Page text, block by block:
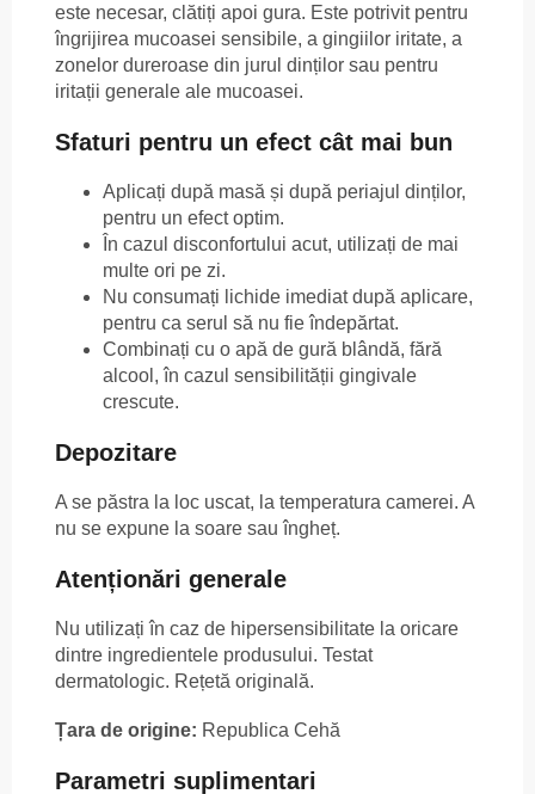
este necesar, clătiți apoi gura. Este potrivit pentru
îngrijirea mucoasei sensibile, a gingiilor iritate, a
zonelor dureroase din jurul dinților sau pentru
iritații generale ale mucoasei.
Sfaturi pentru un efect cât mai bun
Aplicați după masă și după periajul dinților,
pentru un efect optim.
În cazul disconfortului acut, utilizați de mai
multe ori pe zi.
Nu consumați lichide imediat după aplicare,
pentru ca serul să nu fie îndepărtat.
Combinați cu o apă de gură blândă, fără
alcool, în cazul sensibilității gingivale
crescute.
Depozitare
A se păstra la loc uscat, la temperatura camerei. A
nu se expune la soare sau îngheț.
Atenționări generale
Nu utilizați în caz de hipersensibilitate la oricare
dintre ingredientele produsului. Testat
dermatologic. Rețetă originală.
Țara de origine: Republica Cehă
Parametri suplimentari